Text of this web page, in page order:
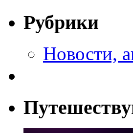
Рубрики
Новости,